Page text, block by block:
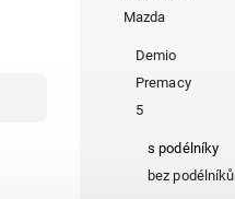
Mazda
Demio
Premacy
5
s podélníky
bez podélníků